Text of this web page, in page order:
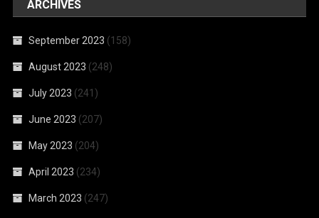
ARCHIVES
September 2023 (158)
August 2023 (248)
July 2023 (241)
June 2023 (207)
May 2023 (204)
April 2023 (234)
March 2023 (247)